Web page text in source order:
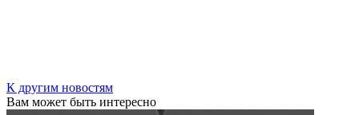
К другим новостям
Вам может быть интересно